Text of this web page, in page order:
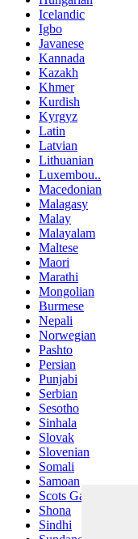
Icelandic
Igbo
Javanese
Kannada
Kazakh
Khmer
Kurdish
Kyrgyz
Latin
Latvian
Lithuanian
Luxembou..
Macedonian
Malagasy
Malay
Malayalam
Maltese
Maori
Marathi
Mongolian
Burmese
Nepali
Norwegian
Pashto
Persian
Punjabi
Serbian
Sesotho
Sinhala
Slovak
Slovenian
Somali
Samoan
Scots Gaelic
Shona
Sindhi